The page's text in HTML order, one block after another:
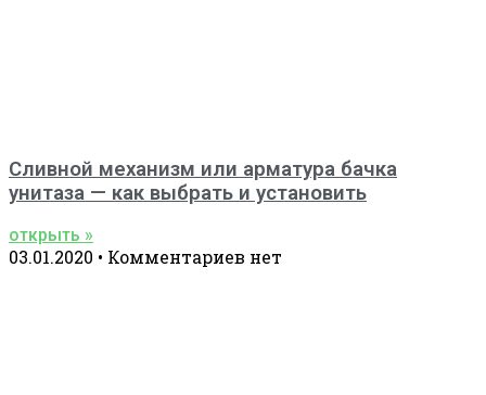
Сливной механизм или арматура бачка
унитаза — как выбрать и установить
открыть »
03.01.2020 Комментариев нет